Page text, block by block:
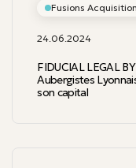
Fusions
24.06.2024
FIDUCIAL LEGAL
Aubergistes
son capital